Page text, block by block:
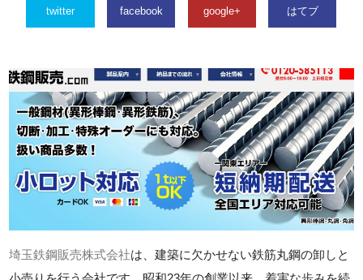
twitter facebook google+ はてブ
埼玉鉄鋼販売株式会社は、建築に欠かせない鉄筋丸鋼の卸しと